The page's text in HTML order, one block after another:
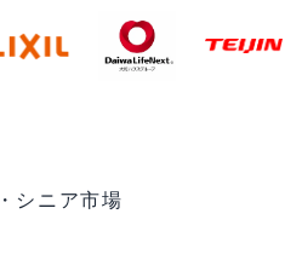
シニア市場